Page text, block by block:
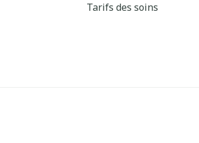
Tarifs des soins